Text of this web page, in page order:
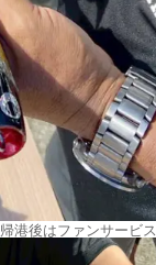
帰港後はファンサービス